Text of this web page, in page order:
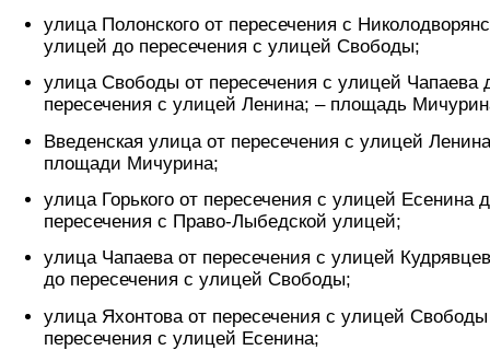
улица Полонского от пересечения с
улицей до пересечения с улицей Свободы;
улица Свободы от пересечения с улицей Чапаева
пересечения с улицей Ленина; – площадь
Введенская улица от пересечения с улицей
площади Мичурина;
улица Горького от пересечения с улицей Есенина
пересечения с Право-Лыбедской улицей;
улица Чапаева от пересечения с улицей
до пересечения с улицей Свободы;
улица Яхонтова от пересечения с улицей
пересечения с улицей Есенина;